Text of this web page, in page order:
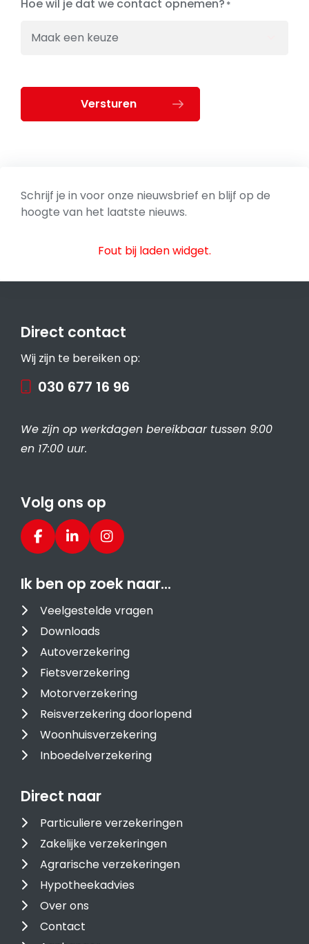
Hoe wil je dat we contact opnemen?
Versturen
Schrijf je in voor onze nieuwsbrief en blijf op de
hoogte van het laatste nieuws.
Fout bij laden widget.
Direct contact
Wij zijn te bereiken op:
030 677 16 96
We zijn op werkdagen bereikbaar tussen 9:00
en 17:00 uur.
Volg ons op
Ik ben op zoek naar…
Veelgestelde vragen
Downloads
Autoverzekering
Fietsverzekering
Motorverzekering
Reisverzekering doorlopend
Woonhuisverzekering
Inboedelverzekering
Direct naar
Particuliere verzekeringen
Zakelijke verzekeringen
Agrarische verzekeringen
Hypotheekadvies
Over ons
Contact